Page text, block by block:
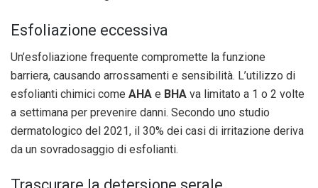
Esfoliazione eccessiva
Un’esfoliazione frequente compromette la funzione
barriera, causando arrossamenti e sensibilità. L’utilizzo di
esfolianti chimici come AHA e BHA va limitato a 1 o 2 volte
a settimana per prevenire danni. Secondo uno studio
dermatologico del 2021, il 30% dei casi di irritazione deriva
da un sovradosaggio di esfolianti.